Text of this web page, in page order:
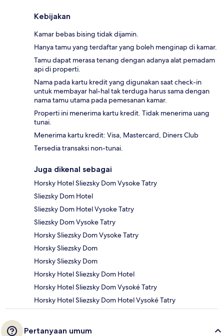
Kebijakan
Kamar bebas bising tidak dijamin.
Hanya tamu yang terdaftar yang boleh menginap di kamar.
Tamu dapat merasa tenang dengan adanya alat pemadam
api di properti.
Nama pada kartu kredit yang digunakan saat check-in
untuk membayar hal-hal tak terduga harus sama dengan
nama tamu utama pada pemesanan kamar.
Properti ini menerima kartu kredit. Tidak menerima uang
tunai.
Menerima kartu kredit: Visa, Mastercard, Diners Club
Tersedia transaksi non-tunai.
Juga dikenal sebagai
Horsky Hotel Sliezsky Dom Vysoke Tatry
Sliezsky Dom Hotel
Sliezsky Dom Hotel Vysoke Tatry
Sliezsky Dom Vysoke Tatry
Horsky Sliezsky Dom Vysoke Tatry
Horsky Sliezsky Dom
Horsky Sliezsky Dom
Horsky Hotel Sliezsky Dom Hotel
Horsky Hotel Sliezsky Dom Vysoké Tatry
Horsky Hotel Sliezsky Dom Hotel Vysoké Tatry
Pertanyaan umum